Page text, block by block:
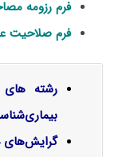
فرم رزومه
فرم صلاحیت
رشته
گرایش‌های